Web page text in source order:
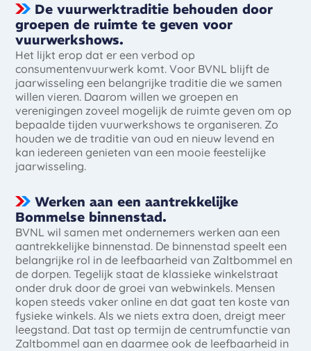
De vuurwerktraditie behouden door
groepen de ruimte te geven voor
vuurwerkshows.
Het lijkt erop dat er een verbod op
consumentenvuurwerk komt. Voor BVNL blijft de
jaarwisseling een belangrijke traditie die we samen
willen vieren. Daarom willen we groepen en
verenigingen zoveel mogelijk de ruimte geven om op
bepaalde tijden vuurwerkshows te organiseren. Zo
houden we de traditie van oud en nieuw levend en
kan iedereen genieten van een mooie feestelijke
jaarwisseling.
Werken aan een aantrekkelijke
Bommelse binnenstad.
BVNL wil samen met ondernemers werken aan een
aantrekkelijke binnenstad. De binnenstad speelt een
belangrijke rol in de leefbaarheid van Zaltbommel en
de dorpen. Tegelijk staat de klassieke winkelstraat
onder druk door de groei van webwinkels. Mensen
kopen steeds vaker online en dat gaat ten koste van
fysieke winkels. Als we niets extra doen, dreigt meer
leegstand. Dat tast op termijn de centrumfunctie van
Zaltbommel aan en daarmee ook de leefbaarheid in